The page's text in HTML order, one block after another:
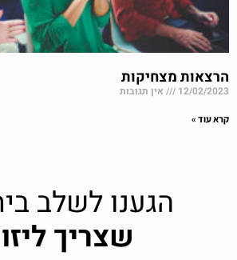
הרצאות מצחיקות
12/02/2023 אין תגובות
קרא עוד »
הגענו לשלב
שצריך